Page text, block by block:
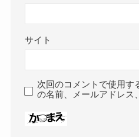
サイト
次回のコメントで使用す
の名前、メールアドレス